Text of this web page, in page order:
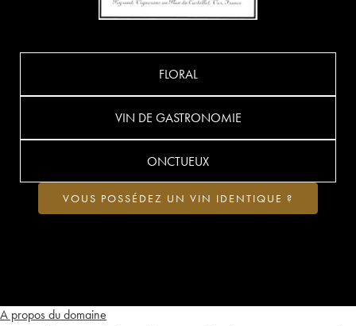
A propos du domaine
FLORAL
VIN DE GASTRONOMIE
ONCTUEUX
VOUS POSSÉDEZ UN VIN IDENTIQUE ?